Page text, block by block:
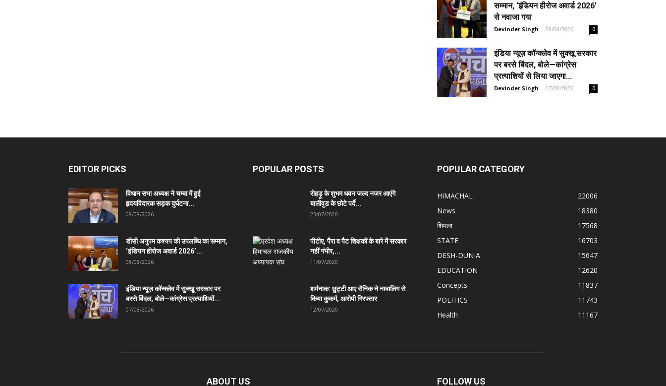
सम्मान, ‘इंडियन हीरोज अवार्ड 2026’
से नवाजा गया
Devinder Singh - 08/08/2026 0
इंडिया न्यूज़ कॉन्क्लेव में सुक्खू सरकार
पर बरसे बिंदल, बोले—कांग्रेस
प्रत्याशियों से लिया जाएगा...
Devinder Singh - 07/08/2026 0
EDITOR PICKS
विधान सभा अध्यक्ष ने चम्बा में हुई
हृदयविदारक सड़क दुर्घटना...
08/08/2026
डीसी अनुपम कश्यप की उपलब्धि का सम्मान,
‘इंडियन हीरोज अवार्ड 2026’...
08/08/2026
इंडिया न्यूज़ कॉन्क्लेव में सुक्खू सरकार पर
बरसे बिंदल, बोले—कांग्रेस प्रत्याशियों...
07/08/2026
POPULAR POSTS
रोहड़ू के शुभम धवन जल्द नजर आएंगे
बालीवुड के छोटे पर्दे...
23/07/2020
पीटीए, पैरा व पैट शिक्षकों के बारे में सरकार
नहीं गंभीर,...
11/07/2020
शर्मनाक: छुट्टी आए सैनिक ने नाबालिग से
किया कुकर्म, आरोपी गिरफ्तार
12/07/2020
POPULAR CATEGORY
HIMACHAL
22006
News
18380
शिमला
17568
STATE
16703
DESH-DUNIA
15647
EDUCATION
12620
Concepts
11837
POLITICS
11743
Health
11167
ABOUT US FOLLOW US